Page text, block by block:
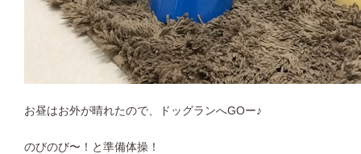
お昼はお外が晴れたので、ドッグランへGOー♪
のびのび〜！と準備体操！